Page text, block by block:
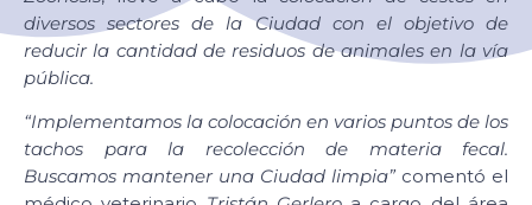
diversos sectores de la Ciudad con el objetivo de
reducir la cantidad de residuos de animales en la vía
pública.
“Implementamos la colocación en varios puntos de los
tachos para la recolección de materia fecal.
Buscamos mantener una Ciudad limpia”comentó el